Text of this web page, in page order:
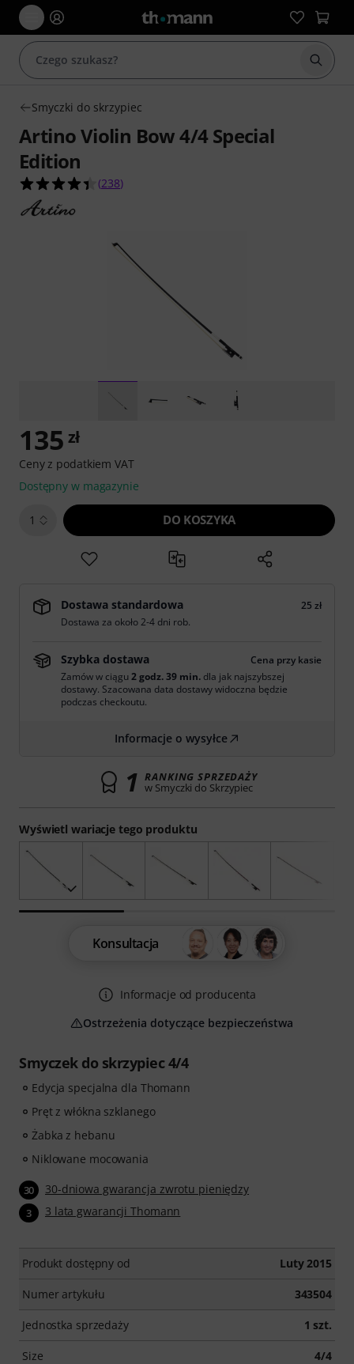
Smyczki do skrzypiec
Artino Violin Bow 4/4 Special
Edition
4.4 na 5 gwiazdek z 238 ocen klientów
(238)
Smyczek do skrzypiec 4/4
Edycja specjalna dla Thomann
Pręt z włókna szklanego
Żabka z hebanu
Niklowane mocowania
30 30-dniowa gwarancja zwrotu pieniędzy
3 3 lata gwarancji Thomann
Produkt dostępny od Luty 2015
Numer artykułu 343504
Jednostka sprzedaży 1 szt.
Size 4/4
Wyświetl wariacje tego produktu
135 zł
Ceny z podatkiem VAT
Dostępny w magazynie
1 DO KOSZYKA
Dostawa standardowa
25 zł
Dostawa za około 2-4 dni rob.
Szybka dostawa
Cena przy kasie
Zamów w ciągu2 godz. 39 min. dla jak najszybszej
dostawy. Szacowana data dostawy widoczna będzie
podczas checkoutu.
Informacje o wysyłce
1 RANKING SPRZEDAŻY
w Smyczki do Skrzypiec
Konsultacja
Informacje od producenta
Ostrzeżenia dotyczące bezpieczeństwa